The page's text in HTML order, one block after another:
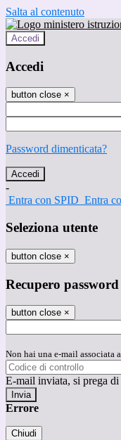
Salta al contenuto
Accedi
Accedi
button close ×
Password dimenticata?
-
Entra con SPID Entra
Seleziona utente
button close ×
Recupero password
button close ×
Non hai una e-mail associata
E-mail inviata, si prega
Errore
Chiudi